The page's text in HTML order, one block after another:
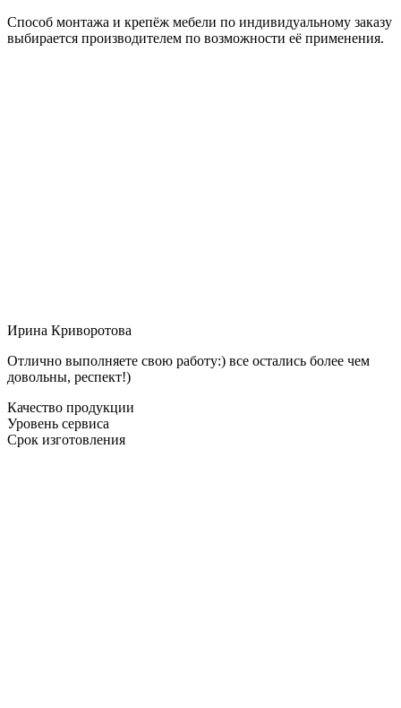
Способ монтажа и крепёж мебели по индивидуальному заказу
выбирается производителем по возможности её применения.
Ирина Криворотова
Отлично выполняете свою работу:) все остались более чем
довольны, респект!)
Качество продукции
Уровень сервиса
Срок изготовления